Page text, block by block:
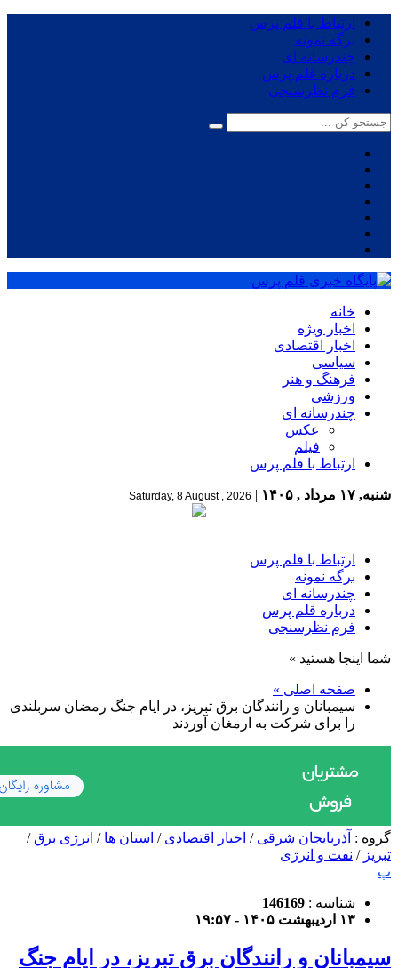
ارتباط با قلم پرس
برگه نمونه
چندرسانه ای
درباره قلم پرس
فرم نظرسنجی
خانه
اخبار ویژه
اخبار اقتصادی
سیاسی
فرهنگ و هنر
ورزشی
چندرسانه ای
عکس
فیلم
ارتباط با قلم پرس
شنبه, ۱۷ مرداد , ۱۴۰۵ |
Saturday, 8 August , 2026
ارتباط با قلم پرس
برگه نمونه
چندرسانه ای
درباره قلم پرس
فرم نظرسنجی
شما اینجا هستید »
صفحه اصلی »
سیمبانان و رانندگان برق تبریز، در ایام جنگ رمضان سربلندی
را برای شرکت به ارمغان آوردند
گروه : آذربایجان شرقی / اخبار اقتصادی / استان ها / انرژی برق /
تبریز / نفت و انرژی
پ
شناسه : 146169
۱۳ اردیبهشت ۱۴۰۵ - ۱۹:۵۷
سیمبانان و رانندگان برق تبریز، در ایام جنگ